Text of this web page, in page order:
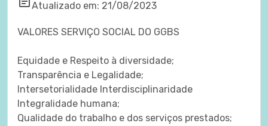
Atualizado em: 21/08/2023
VALORES SERVIÇO SOCIAL DO GGBS
Equidade e Respeito à diversidade;
Transparência e Legalidade;
Intersetorialidade Interdisciplinaridade
Integralidade humana;
Qualidade do trabalho e dos serviços prestados;